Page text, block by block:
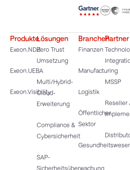
Produkte
Exeon.NDR
Exeon.UEBA
Exeon.Visibility
Lösungen
Zero Trust
Umsetzung
Multi/Hybrid-
Cloud-
Erweiterung
Compliance &
Cybersicherheit
SAP-
Sicherheitsüberwachung
Branchen
Finanzen
Manufacturing
Logistik
Öffentlicher
Sektor
Partner
MSSP
Reseller